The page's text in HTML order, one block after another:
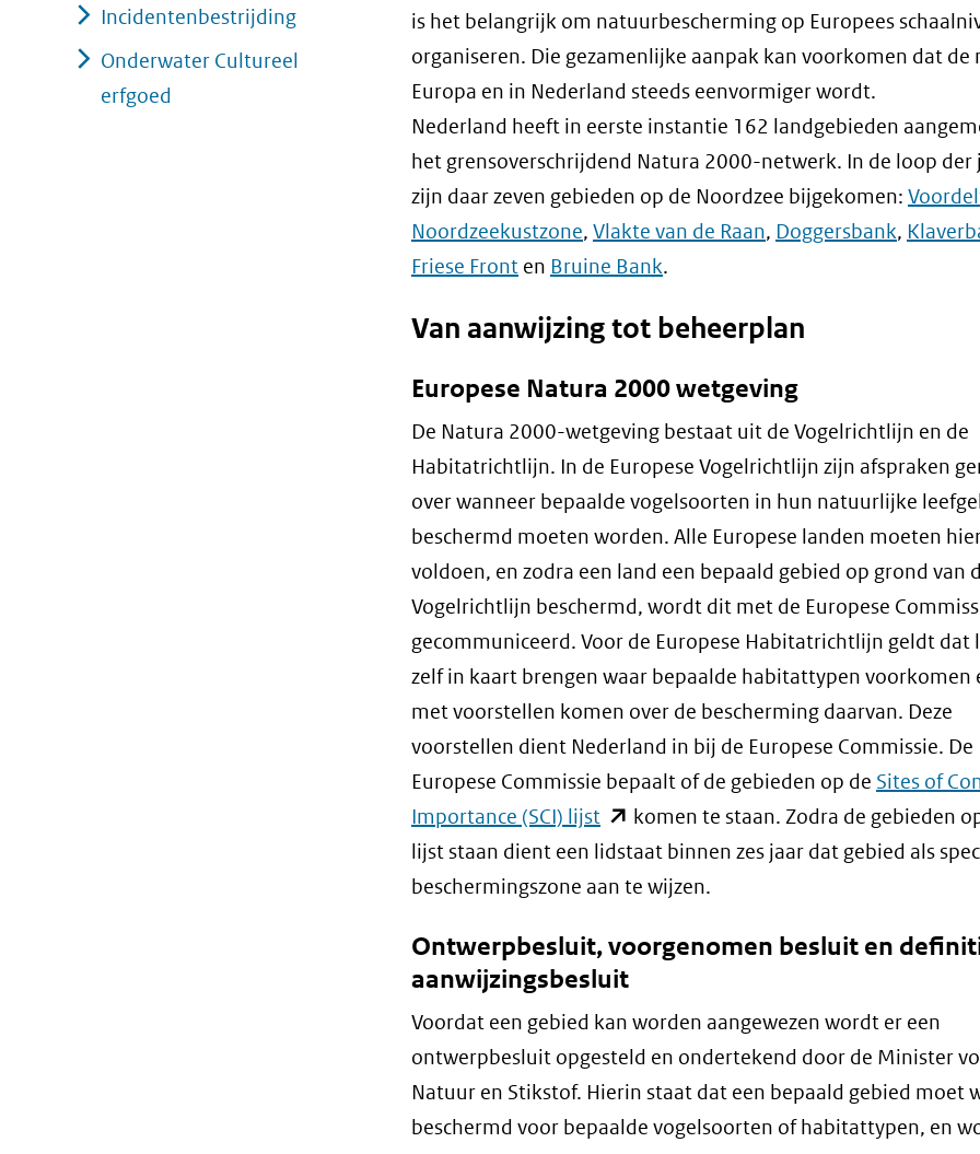
is het belangrijk om natuurbescherming op Europees
organiseren. Die gezamenlijke aanpak kan voorkomen dat de
Europa en in Nederland steeds eenvormiger wordt.
Nederland heeft in eerste instantie 162 landgebieden
het grensoverschrijdend Natura 2000-netwerk. In de loop der
zijn daar zeven gebieden op de Noordzee bijgekomen:
Noordzeekustzone, Vlakte van de Raan, Doggersbank,
Friese Front en Bruine Bank.
Van aanwijzing tot beheerplan
Europese Natura 2000 wetgeving
De Natura 2000-wetgeving bestaat uit de Vogelrichtlijn en de
Habitatrichtlijn. In de Europese Vogelrichtlijn zijn afspraken
over wanneer bepaalde vogelsoorten in hun natuurlijke
beschermd moeten worden. Alle Europese landen moeten
voldoen, en zodra een land een bepaald gebied op grond van
Vogelrichtlijn beschermd, wordt dit met de Europese
gecommuniceerd. Voor de Europese Habitatrichtlijn geldt dat
zelf in kaart brengen waar bepaalde habitattypen voorkomen
met voorstellen komen over de bescherming daarvan. Deze
voorstellen dient Nederland in bij de Europese Commissie. De
Europese Commissie bepaalt of de gebieden op de Sites of
Importance (SCI) lijst (opent
in
nieuw
(verwijst
naar
een
andere
website)
komen te staan. Zodra de gebieden
lijst staan dient een lidstaat binnen zes jaar dat gebied als
beschermingszone aan te wijzen.
Ontwerpbesluit, voorgenomen besluit en
aanwijzingsbesluit
Voordat een gebied kan worden aangewezen wordt er een
ontwerpbesluit opgesteld en ondertekend door de Minister
Natuur en Stikstof. Hierin staat dat een bepaald gebied moet
beschermd voor bepaalde vogelsoorten of habitattypen, en
Incidentenbestrijding
Onderwater Cultureel
erfgoed